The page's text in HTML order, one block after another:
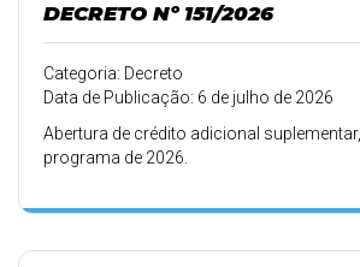
DECRETO Nº 151/2026
Categoria: Decreto
Data de Publicação: 6 de julho de 2026
Abertura de crédito adicional
programa de 2026.